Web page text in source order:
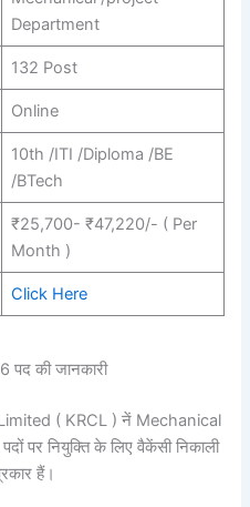
Department
132 Post
Online
10th /ITI /Diploma /BE
/BTech
₹25,700- ₹47,220/- ( Per
Month )
Click Here
की जानकारी
( KRCL ) नें Mechanical
पर नियुक्ति के लिए वैकेंसी निकाली
हैं।